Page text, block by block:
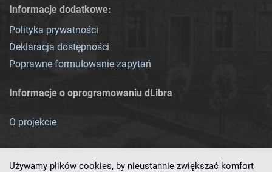
Informacje dodatkowe:
Polityka prywatności
Deklaracja dostępności
Poprawne formułowanie zapytań
Informacje o oprogramowaniu dLibra
O projekcie
Używamy plików cookies, by nieustannie zwiększać komfort